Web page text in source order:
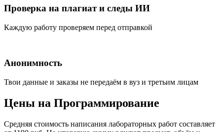
Проверка на плагиат и следы ИИ
Каждую работу проверяем перед отправкой
Анонимность
Твои данные и заказы не передаём в вуз и третьим лицам
Цены на Программирование
Средняя стоимость написания лабораторных работ составляет